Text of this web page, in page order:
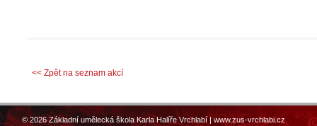
<< Zpět na seznam akcí
© 2026 Základní umělecká škola Karla Halíře Vrchlabí |www.zus-vrchlabi.cz